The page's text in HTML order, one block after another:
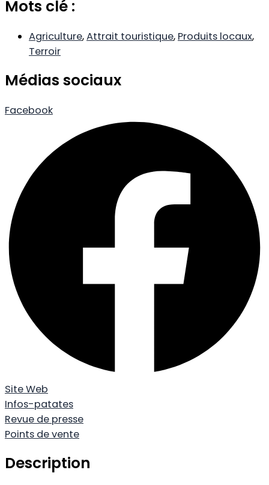
Mots clé :
Agriculture,Attrait touristique, Produits locaux,
Terroir
Médias sociaux
Facebook
Site Web
Infos-patates
Revue de presse
Points de vente
Description